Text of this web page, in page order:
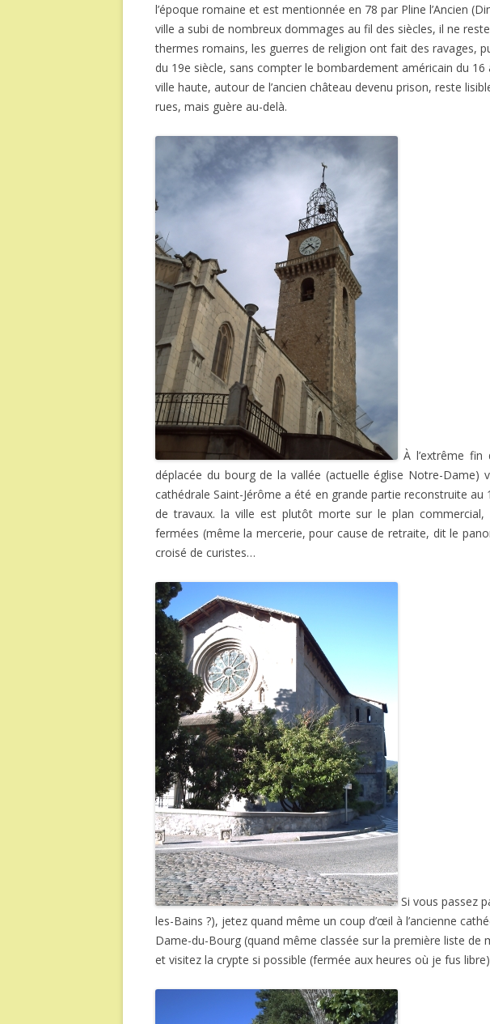
l’époque romaine et est mentionnée en 78 par Pline l’Ancien
ville a subi de nombreux dommages au fil des siècles, il ne
thermes romains, les guerres de religion ont fait des ravages,
du 19e siècle, sans compter le bombardement américain du
ville haute, autour de l’ancien château devenu prison, reste
rues, mais guère au-delà.
À l’extrême
déplacée du bourg de la vallée (actuelle église Notre-Dame)
cathédrale Saint-Jérôme a été en grande partie reconstruite
de travaux. la ville est plutôt morte sur le plan commercial,
fermées (même la mercerie, pour cause de retraite, dit le
croisé de curistes…
Si vous passez
les-Bains ?), jetez quand même un coup d’œil à l’ancienne
Dame-du-Bourg (quand même classée sur la première liste de
et visitez la crypte si possible (fermée aux heures où je fus